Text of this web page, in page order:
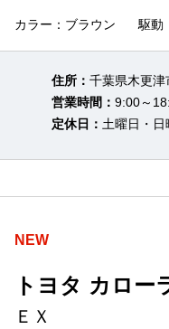
カラー：ブラウン 駆動
住所： 千葉県木更津
営業時間： 9:00～
定休日： 土曜日・
NEW
トヨタ カロ
ＥＸ